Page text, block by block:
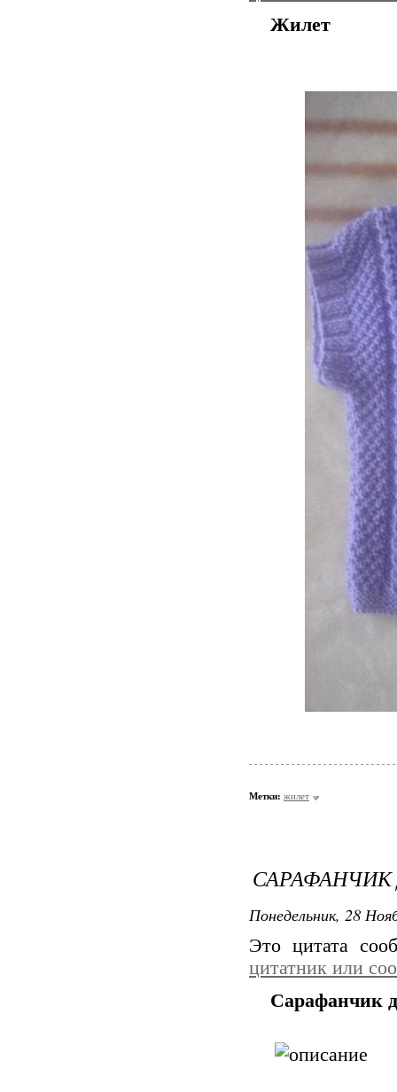
Жилет
Метки: жилет
Понедельник, 28
Это цитата
цитатник или
Сарафанчик